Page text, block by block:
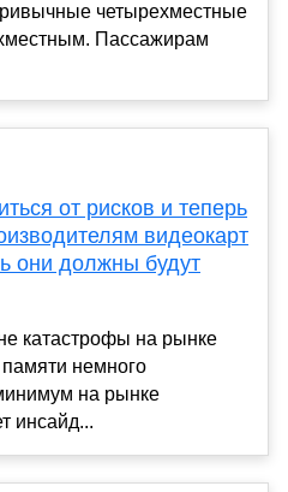
четырехместные
Пассажирам
от рисков и теперь
видеокарт
они должны будут
катастрофы на рынке
немного
на рынке
инсайд...